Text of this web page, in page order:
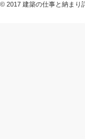
© 2017 建築の仕事と納まり